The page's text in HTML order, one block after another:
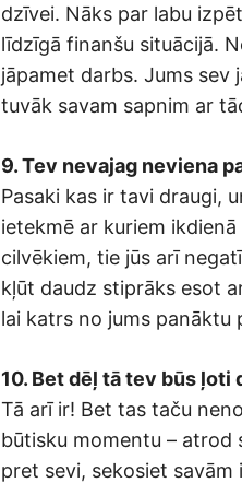
dzīvei. Nāks par labu
līdzīgā finanšu situācijā.
jāpamet darbs. Jums sev
tuvāk savam sapnim ar
9. Tev nevajag neviena
Pasaki kas ir tavi draugi,
ietekmē ar kuriem
cilvēkiem, tie jūs arī
kļūt daudz stiprāks esot
lai katrs no jums panāktu
10. Bet dēļ tā tev būs ļoti
Tā arī ir! Bet tas taču
būtisku momentu – atrod
pret sevi, sekosiet savām